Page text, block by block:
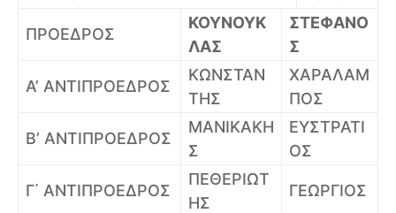
ΠΡΟΕΔΡΟΣ
ΚΟΥΝΟΥΚ
ΛΑΣ
ΣΤΕΦΑΝΟ
Σ
Α’ ΑΝΤΙΠΡΟΕΔΡΟΣ
ΚΩΝΣΤΑΝ
ΤΗΣ
ΧΑΡΑΛΑΜ
ΠΟΣ
Β’ ΑΝΤΙΠΡΟΕΔΡΟΣ
ΜΑΝΙΚΑΚΗ
Σ
ΕΥΣΤΡΑΤΙ
ΟΣ
Γ΄ ΑΝΤΙΠΡΟΕΔΡΟΣ
ΠΕΘΕΡΙΩΤ
ΗΣ
ΓΕΩΡΓΙΟΣ